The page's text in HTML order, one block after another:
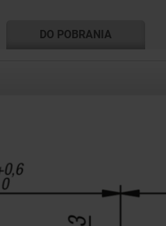
DO POBRANIA